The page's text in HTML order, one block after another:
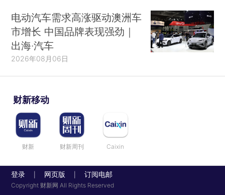
电动汽车需求高涨驱动澳洲车
市增长 中国品牌表现强劲｜
出海·汽车
2026年08月06日
财新移动
财新 财新周刊 Caixin
登录 网页版 订阅电邮
Copyright 财新网 All Rights Reserved